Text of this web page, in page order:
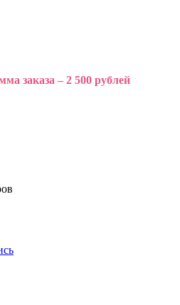
заказа – 2 500 рублей